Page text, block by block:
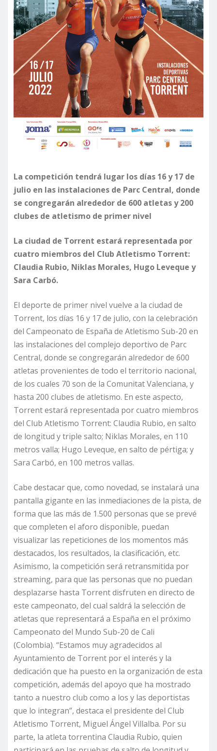
La competición tendrá lugar los días 16 y 17 de
julio en las instalaciones de Parc Central, donde
se congregarán alrededor de 600 atletas y 200
clubes de atletismo de primer nivel
La ciudad de Torrent estará representada por
cuatro miembros del Club Atletismo Torrent:
Claudia Rubio, Niklas Morales, Hugo Leveque y
Sara Carbó.
El deporte de primer nivel vuelve a la ciudad de
Torrent, los días 16 y 17 de julio, con la celebración
del Campeonato de España de Atletismo Sub-20 en
las instalaciones del complejo deportivo de Parc
Central, donde se congregarán alrededor de 600
atletas provenientes de todo el territorio nacional,
de los cuales 70 son de la Comunitat Valenciana, y
hasta 200 clubes de atletismo. En este aspecto,
Torrent estará representada por cuatro miembros
del Club Atletismo Torrent: Claudia Rubio, en salto
de longitud y triple salto; Niklas Morales, en 110
metros valla; Hugo Leveque, en salto de pértiga; y
Sara Carbó, en 100 metros vallas.
Cabe destacar que, como novedad, se instalará una
pantalla gigante en las inmediaciones de la pista, de
forma que las más de 1.500 personas que se prevé
que completen el aforo disponible, puedan
visualizar las repeticiones de los momentos más
destacados, los resultados, la clasificación, etc.
Asimismo, la competición será retransmitida por
streaming, para que las personas que no puedan
desplazarse hasta Torrent disfruten en directo de
este campeonato, del cual saldrá la selección de
atletas que representará a España en el próximo
Campeonato del Mundo Sub-20 de Cali
(Colombia). “Estamos muy agradecidos al
Ayuntamiento de Torrent por el interés y la
dedicación que ha puesto en la organización de esta
competición, además del apoyo que ha mostrado
tanto a nuestro club como a los y las deportistas
que lo integran”, destaca el presidente del Club
Atletismo Torrent, Miguel Ángel Villalba. Por su
parte, la atleta torrentina Claudia Rubio, quien